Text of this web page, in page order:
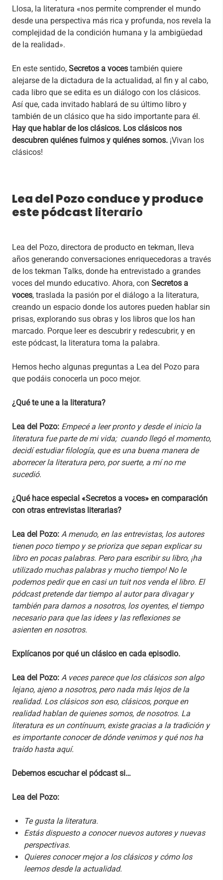
Llosa, la literatura «nos permite comprender el mundo
desde una perspectiva más rica y profunda, nos revela la
complejidad de la condición humana y la ambigüedad
de la realidad».
En este sentido, Secretos a voces también quiere
alejarse de la dictadura de la actualidad, al fin y al cabo,
cada libro que se edita es un diálogo con los clásicos.
Así que, cada invitado hablará de su último libro y
también de un clásico que ha sido importante para él.
Hay que hablar de los clásicos. Los clásicos nos
descubren quiénes fuimos y quiénes somos. ¡Vivan los
clásicos!
Lea del Pozo conduce y produce
este pódcast literario
Lea del Pozo, directora de producto en tekman, lleva
años generando conversaciones enriquecedoras a través
de los tekman Talks, donde ha entrevistado a grandes
voces del mundo educativo. Ahora, con Secretos a
voces, traslada la pasión por el diálogo a la literatura,
creando un espacio donde los autores pueden hablar sin
prisas, explorando sus obras y los libros que los han
marcado. Porque leer es descubrir y redescubrir, y en
este pódcast, la literatura toma la palabra.
Hemos hecho algunas preguntas a Lea del Pozo para
que podáis conocerla un poco mejor.
¿Qué te une a la literatura?
Lea del Pozo: Empecé a leer pronto y desde el inicio la
literatura fue parte de mi vida; cuando llegó el momento,
decidí estudiar filología, que es una buena manera de
aborrecer la literatura pero, por suerte, a mí no me
sucedió.
¿Qué hace especial «Secretos a voces» en comparación
con otras entrevistas literarias?
Lea del Pozo: A menudo, en las entrevistas, los autores
tienen poco tiempo y se prioriza que sepan explicar su
libro en pocas palabras. Pero para escribir su libro, ¡ha
utilizado muchas palabras y mucho tiempo! No le
podemos pedir que en casi un tuit nos venda el libro. El
pódcast pretende dar tiempo al autor para divagar y
también para darnos a nosotros, los oyentes, el tiempo
necesario para que las idees y las reflexiones se
asienten en nosotros.
Explícanos por qué un clásico en cada episodio.
Lea del Pozo: A veces parece que los clásicos son algo
lejano, ajeno a nosotros, pero nada más lejos de la
realidad. Los clásicos son eso, clásicos, porque en
realidad hablan de quienes somos, de nosotros. La
literatura es un contínuum, existe gracias a la tradición y
es importante conocer de dónde venimos y qué nos ha
traído hasta aquí.
Debemos escuchar el pódcast si…
Lea del Pozo:
Te gusta la literatura.
Estás dispuesto a conocer nuevos autores y nuevas
perspectivas.
Quieres conocer mejor a los clásicos y cómo los
leemos desde la actualidad.